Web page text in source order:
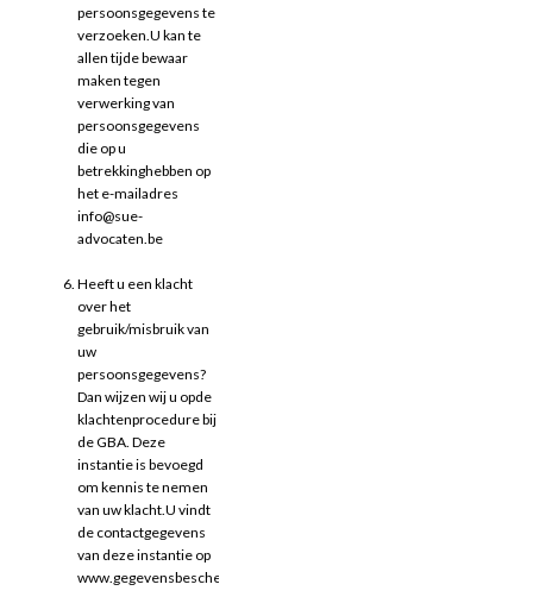
persoonsgegevens te
verzoeken.U kan te
allen tijde bewaar
maken tegen
verwerking van
persoonsgegevens
die op u
betrekkinghebben op
het e-mailadres
info@sue-
advocaten.be
Heeft u een klacht
over het
gebruik/misbruik van
uw
persoonsgegevens?
Dan wijzen wij u opde
klachtenprocedure bij
de GBA. Deze
instantie is bevoegd
om kennis te nemen
van uw klacht.U vindt
de contactgegevens
van deze instantie op
www.gegevensbeschermingsautoriteit.be